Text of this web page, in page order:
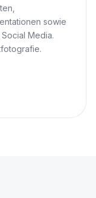
sowie
Media.